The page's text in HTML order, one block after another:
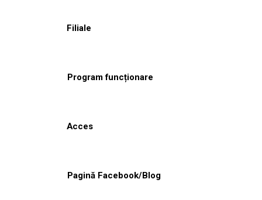
Filiale
Program funcționare
Acces
Pagină Facebook/Blog